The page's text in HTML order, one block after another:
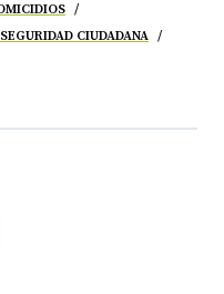
SEGURIDAD CIUDADANA